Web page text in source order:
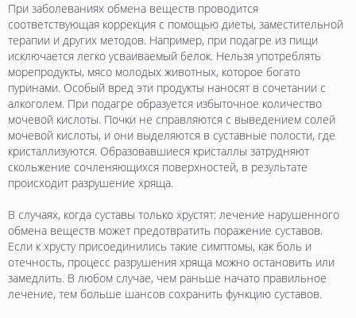
При заболеваниях обмена веществ проводится
соответствующая коррекция с помощью диеты, заместительной
терапии и других методов. Например, при подагре из пищи
исключается легко усваиваемый белок. Нельзя употреблять
морепродукты, мясо молодых животных, которое богато
пуринами. Особый вред эти продукты наносят в сочетании с
алкоголем. При подагре образуется избыточное количество
мочевой кислоты. Почки не справляются с выведением солей
мочевой кислоты, и они выделяются в суставные полости, где
кристаллизуются. Образовавшиеся кристаллы затрудняют
скольжение сочленяющихся поверхностей, в результате
происходит разрушение хряща.
В случаях, когда суставы только хрустят: лечение нарушенного
обмена веществ может предотвратить поражение суставов.
Если к хрусту присоединились такие симптомы, как боль и
отечность, процесс разрушения хряща можно остановить или
замедлить. В любом случае, чем раньше начато правильное
лечение, тем больше шансов сохранить функцию суставов.